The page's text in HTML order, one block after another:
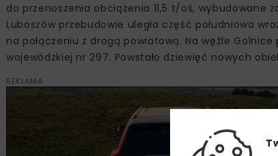
do przenoszenia obciążenia 11,5 t/oś, wybudowane
Luboszów przebudowie uległa część południowa
na połączeniu z drogą powiatową. Na węźle
wojewódzkiej nr 297. Powstało dziewięć nowych
REKLAMA